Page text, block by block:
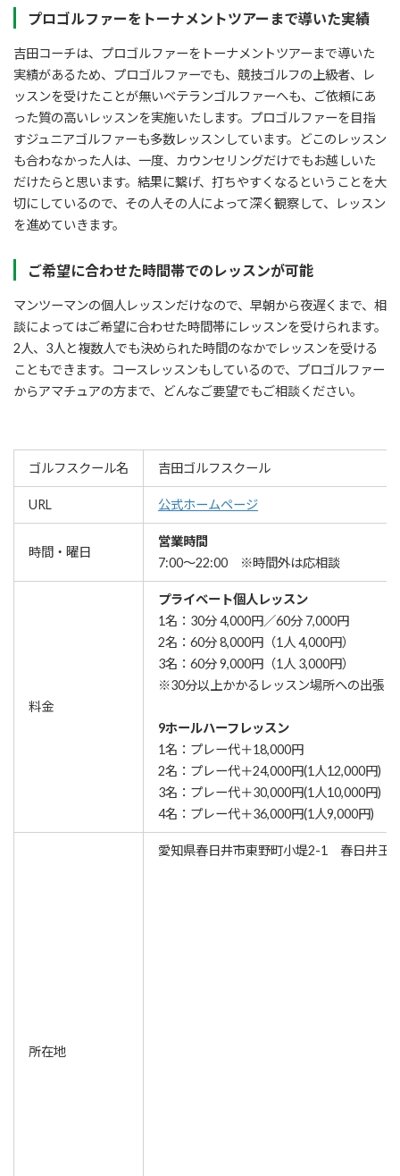
プロゴルファーをトーナメントツアーまで導いた実績
吉田コーチは、プロゴルファーをトーナメントツアーまで導いた
実績があるため、プロゴルファーでも、競技ゴルフの上級者、レ
ッスンを受けたことが無いベテランゴルファーへも、ご依頼にあ
った質の高いレッスンを実施いたします。プロゴルファーを目指
すジュニアゴルファーも多数レッスンしています。どこのレッスン
も合わなかった人は、一度、カウンセリングだけでもお越しいた
だけたらと思います。結果に繋げ、打ちやすくなるということを大
切にしているので、その人その人によって深く観察して、レッスン
を進めていきます。
ご希望に合わせた時間帯でのレッスンが可能
マンツーマンの個人レッスンだけなので、早朝から夜遅くまで、相
談によってはご希望に合わせた時間帯にレッスンを受けられます。
2人、3人と複数人でも決められた時間のなかでレッスンを受ける
こともできます。コースレッスンもしているので、プロゴルファー
からアマチュアの方まで、どんなご要望でもご相談ください。
ゴルフスクール名 吉田ゴルフスクール
URL 公式ホームページ
時間・曜日
営業時間
7:00～22:00 ※時間外は応相談
料金
プライベート個人レッスン
1名：30分 4,000円／60分 7,000円
2名：60分 8,000円（1人 4,000円）
3名：60分 9,000円（1人 3,000円）
※30分以上かかるレッスン場所への出張
9ホールハーフレッスン
1名：プレー代＋18,000円
2名：プレー代＋24,000円(1人12,000円)
3名：プレー代＋30,000円(1人10,000円)
4名：プレー代＋36,000円(1人9,000円)
所在地
愛知県春日井市東野町小堤2-1 春日井王